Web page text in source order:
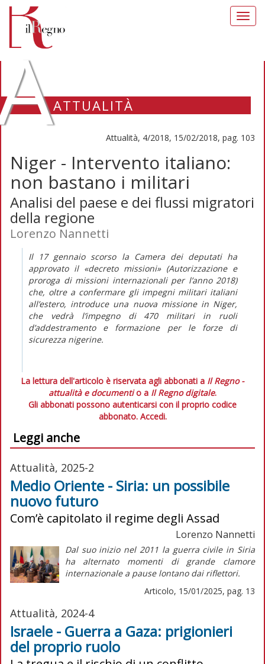
ATTUALITÀ
Attualità, 4/2018, 15/02/2018, pag. 103
Niger - Intervento italiano:
non bastano i militari
Analisi del paese e dei flussi migratori
della regione
Lorenzo Nannetti
Il 17 gennaio scorso la Camera dei deputati ha
approvato il «decreto missioni» (Autorizzazione e
proroga di missioni internazionali per l’anno 2018)
che, oltre a confermare gli impegni militari italiani
all’estero, introduce una nuova missione in Niger,
che vedrà l’impegno di 470 militari in ruoli
d’addestramento e formazione per le forze di
sicurezza nigerine.
La lettura dell'articolo è riservata agli abbonati a Il Regno -
attualità e documentio a Il Regno digitale.
Gli abbonati possono autenticarsi con il proprio codice
abbonato. Accedi.
Leggi anche
Attualità, 2025-2
Medio Oriente - Siria: un possibile
nuovo futuro
Com’è capitolato il regime degli Assad
Lorenzo Nannetti
Dal suo inizio nel 2011 la guerra civile in Siria
ha alternato momenti di grande clamore
internazionale a pause lontano dai riflettori.
Articolo, 15/01/2025, pag. 13
Attualità, 2024-4
Israele - Guerra a Gaza: prigionieri
del proprio ruolo